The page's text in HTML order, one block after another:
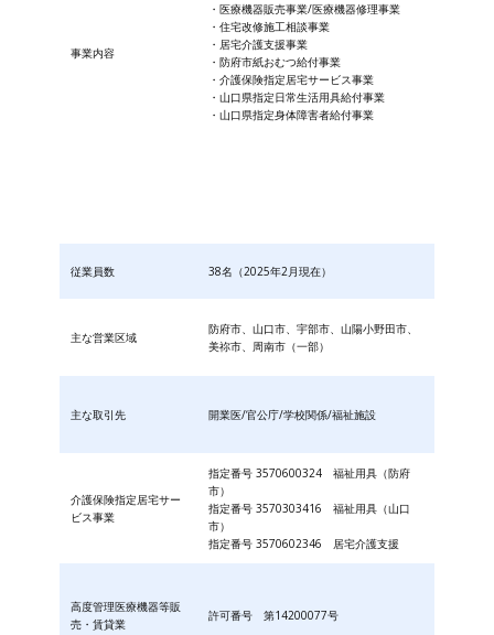
事業内容
・医療機器販売事業/医療機器修理事業
・住宅改修施工相談事業
・居宅介護支援事業
・防府市紙おむつ給付事業
・​介護保険指定居宅サービス事業
・山口県指定日常生活用具給付事業
・山口県指定身体障害者給付事業
従業員数 38名（2025年2月現在）
主な営業区域
防府市、山口市、宇部市、山陽小野田市、
美祢市、周南市（一部）
主な取引先 開業医/官公庁/学校関係/福祉施設
介護保険指定居宅サー
ビス事業
指定番号 3570600324 福祉用具（防府
市）
指定番号 3570303416 福祉用具（山口
市）
指定番号 3570602346 居宅介護支援
高度管理医療機器等販
売・賃貸業
許可番号 第14200077号